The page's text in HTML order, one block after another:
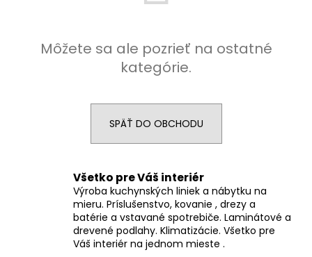
Môžete sa ale pozrieť na ostatné
kategórie.
SPÄŤ DO OBCHODU
Všetko pre Váš interiér
Výroba kuchynských liniek a nábytku na
mieru. Príslušenstvo, kovanie , drezy a
batérie a vstavané spotrebiče. Laminátové a
drevené podlahy. Klimatizácie. Všetko pre
Váš interiér na jednom mieste .